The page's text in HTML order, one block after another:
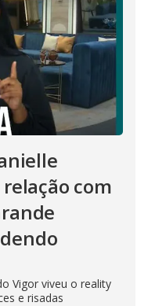
com
Vigor viveu o reality
e risadas